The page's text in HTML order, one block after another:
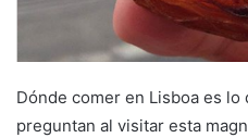
Dónde comer en Lisboa es lo
preguntan al visitar esta